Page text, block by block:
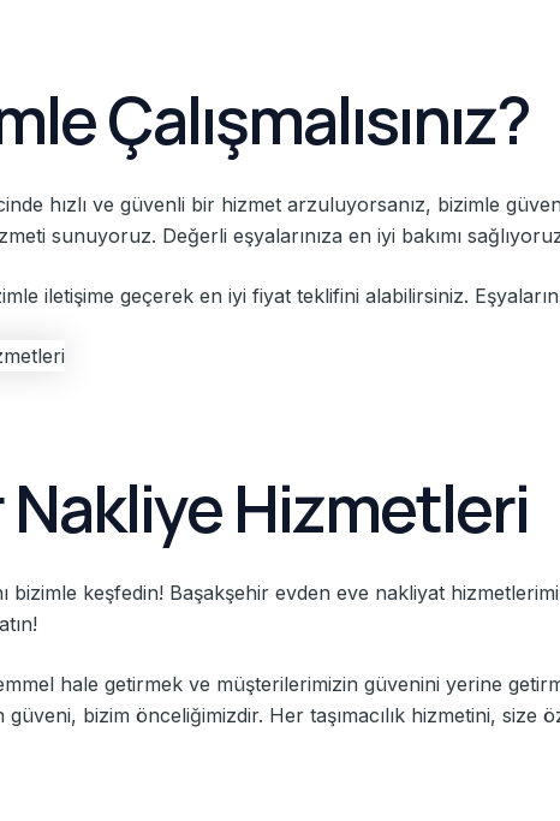
Çalışmalısınız?
hızlı ve güvenli bir hizmet arzuluyorsanız, bizimle
sunuyoruz. Değerli eşyalarınıza en iyi bakımı
iletişime geçerek en iyi fiyat teklifini alabilirsiniz.
Hizmetleri
bizimle keşfedin! Başakşehir evden eve nakliyat
hale getirmek ve müşterilerimizin güvenini yerine
bizim önceliğimizdir. Her taşımacılık hizmetini, size